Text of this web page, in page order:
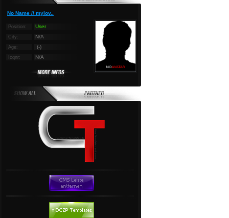
No Name // mylov..
Position: User
City: N/A
Age: (-)
Icqnr: N/A